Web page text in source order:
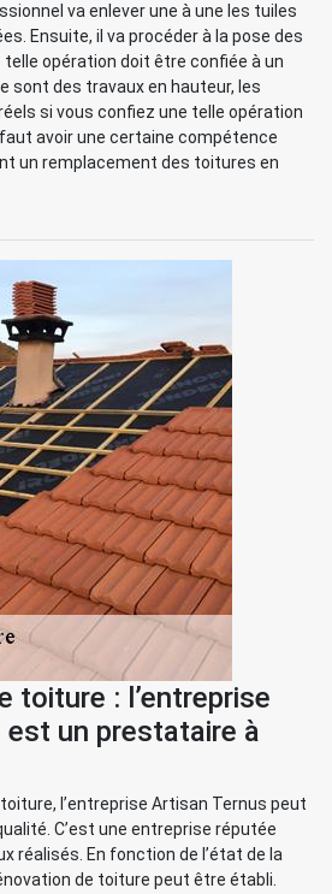
va enlever une à une les tuiles
Ensuite, il va procéder à la pose des
opération doit être confiée à un
sont des travaux en hauteur, les
si vous confiez une telle opération
avoir une certaine compétence
un remplacement des toitures en
toiture : l’entreprise
un prestataire à
l’entreprise Artisan Ternus peut
C’est une entreprise réputée
réalisés. En fonction de l’état de la
de toiture peut être établi.